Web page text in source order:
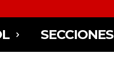
SECCIONES